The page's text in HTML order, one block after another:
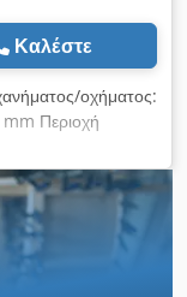
Καλέστε
οχήματος:
Περιοχή
με κονσόλες
kW Αριθμός
γεώτρησης:
Idgvopfx An Ujf